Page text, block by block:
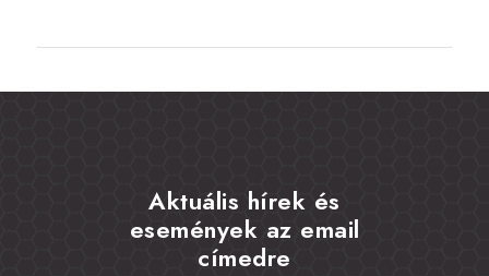
Aktuális hírek és
események az email
címedre